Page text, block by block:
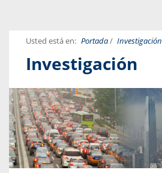
Usted está en: Portada/ Investigación
Investigación